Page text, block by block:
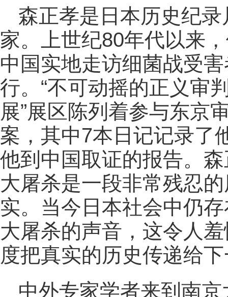
森正孝是日本历史纪
家。上世纪80年代以来
中国实地走访细菌战受
行。“不可动摇的正义
展”展区陈列着参与东京
案，其中7本日记记录了
他到中国取证的报告。
大屠杀是一段非常残忍
实。当今日本社会中仍
大屠杀的声音，这令人
度把真实的历史传递给
中外专家学者来到南